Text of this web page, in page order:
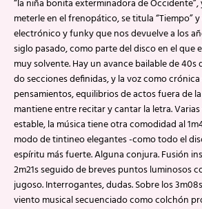
“la niña bonita exterminadora de
meterle en el frenopático, se titula “Tiempo”
electrónico y funky que nos devuelve a los
siglo pasado, como parte del disco en el que
muy solvente. Hay un avance bailable de
do secciones definidas, y la voz como
pensamientos, equilibrios de actos fuera de
mantiene entre recitar y cantar la letra. Varias
estable, la música tiene otra comodidad al
modo de tintineo elegantes -como todo el
espíritu más fuerte. Alguna conjura. Fusión
2m21s seguido de breves puntos luminosos
jugoso. Interrogantes, dudas. Sobre los
viento musical secuenciado como colchón